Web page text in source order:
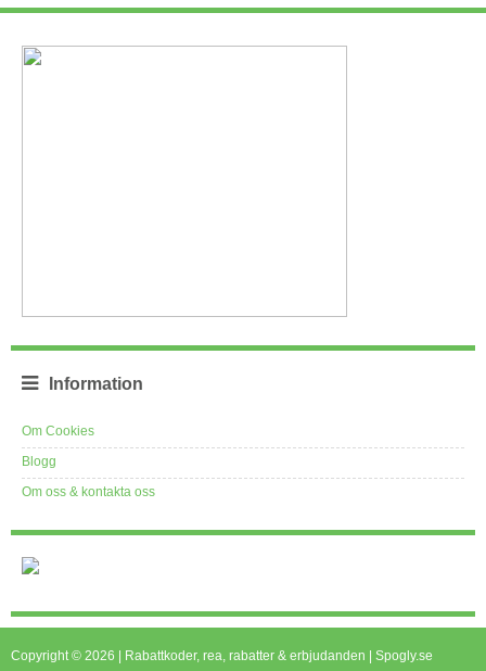
Information
Om Cookies
Blogg
Om oss & kontakta oss
Copyright © 2026 | Rabattkoder, rea, rabatter & erbjudanden | Spogly.se